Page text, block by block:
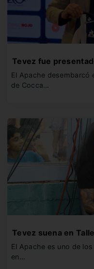
Tevez fue
El Apache desembarcó
de Cocca…
Tevez suena en
El Apache es uno de
en…